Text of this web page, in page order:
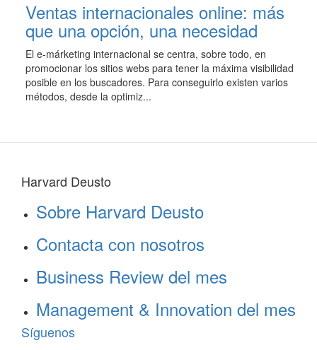
Ventas internacionales online: más
que una opción, una necesidad
El e-márketing internacional se centra, sobre todo, en
promocionar los sitios webs para tener la máxima visibilidad
posible en los buscadores. Para conseguirlo existen varios
métodos, desde la optimiz...
Harvard Deusto
Sobre Harvard Deusto
Contacta con nosotros
Business Review del mes
Management & Innovation del mes
Síguenos